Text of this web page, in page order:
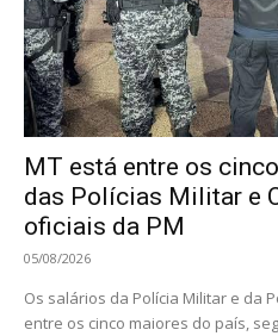
MT está entre os
das Polícias Militar e
oficiais da PM
05/08/2026
Os salários da Polícia Militar e da
entre os cinco maiores do país,